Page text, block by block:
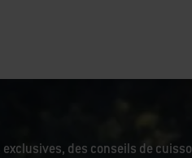
des conseils de